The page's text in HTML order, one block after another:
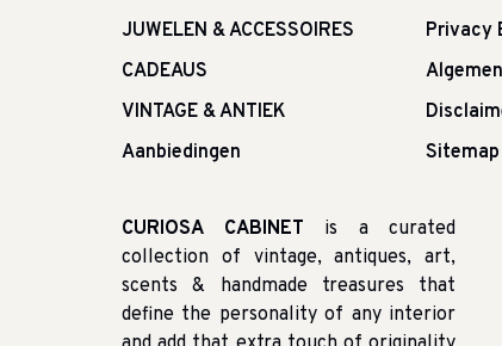
JUWELEN & ACCESSOIRES
CADEAUS
VINTAGE & ANTIEK
Aanbiedingen
Privacy
Sitemap
CURIOSA CABINET is a curated
collection of vintage, antiques, art,
scents & handmade treasures that
define the personality of any interior